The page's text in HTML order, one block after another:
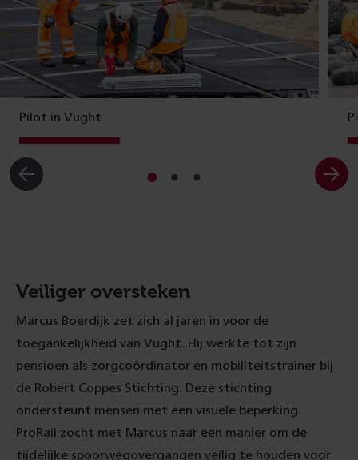
Pilot in Vught
Ga
Ga
Ga
Veiliger oversteken
Marcus Boerdijk zet zich al jaren in voor de
toegankelijkheid van Vught. Hij werkte tot zijn
pensioen als zorgcoördinator en mobiliteitstrainer bij
de Robert Coppes Stichting. Deze stichting
ondersteunt mensen met een visuele beperking.
ProRail zocht met Marcus naar een manier om de
tijdelijke spoorwegovergangen veilig te houden voor